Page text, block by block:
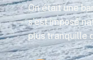
On était une
s'est imposé
plus tranquille